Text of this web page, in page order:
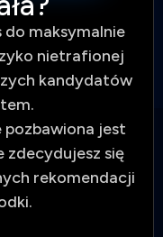
maksymalnie
nietrafionej
kandydatów
pozbawiona jest
zdecydujesz się
rekomendacji